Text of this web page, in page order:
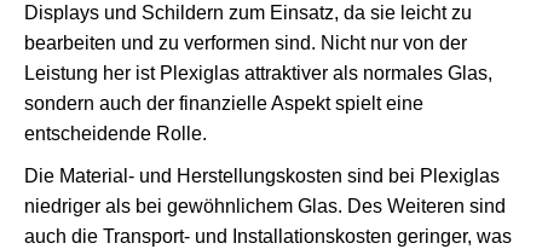
Displays und Schildern zum Einsatz, da sie leicht zu
bearbeiten und zu verformen sind. Nicht nur von der
Leistung her ist Plexiglas attraktiver als normales Glas,
sondern auch der finanzielle Aspekt spielt eine
entscheidende Rolle.
Die Material- und Herstellungskosten sind bei Plexiglas
niedriger als bei gewöhnlichem Glas. Des Weiteren sind
auch die Transport- und Installationskosten geringer, was